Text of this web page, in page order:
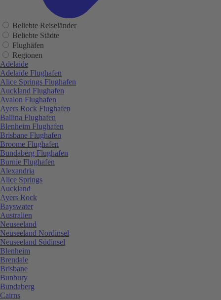
Beliebte Reiseländer
Beliebte Städte
Flughäfen
Regionen
Adelaide
Adelaide Flughafen
Alice Springs Flughafen
Auckland Flughafen
Avalon Flughafen
Ayers Rock Flughafen
Ballina Flughafen
Blenheim Flughafen
Brisbane Flughafen
Broome Flughafen
Bundaberg Flughafen
Burnie Flughafen
Alexandria
Alice Springs
Auckland
Ayers Rock
Bayswater
Australien
Neuseeland
Neuseeland Nordinsel
Neuseeland Südinsel
Blenheim
Brendale
Brisbane
Bunbury
Bundaberg
Cairns